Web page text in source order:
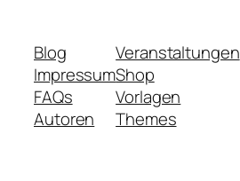
Blog
Impressum
FAQs
Autoren
Veranstaltungen
Shop
Vorlagen
Themes